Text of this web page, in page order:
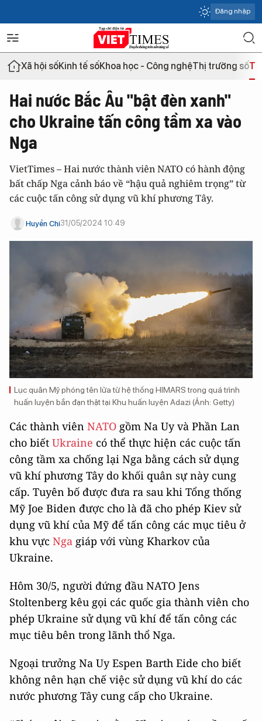
Đăng nhập
Xã hội sốKinh tế sốKhoa học - Công nghệThị trường số
Hai nước Bắc Âu "bật đèn xanh"
cho Ukraine tấn công tầm xa vào
Nga
VietTimes – Hai nước thành viên NATO có hành động
bất chấp Nga cảnh báo về “hậu quả nghiêm trọng” từ
các cuộc tấn công sử dụng vũ khí phương Tây.
Huyền Chi31/05/2024 10:49
Lục quân Mỹ phóng tên lửa từ hệ thống HIMARS trong quá trình
huấn luyện bắn đạn thật tại Khu huấn luyện Adazi (Ảnh: Getty)
Các thành viên NATO gồm Na Uy và Phần Lan
cho biết Ukraine có thể thực hiện các cuộc tấn
công tầm xa chống lại Nga bằng cách sử dụng
vũ khí phương Tây do khối quân sự này cung
cấp. Tuyên bố được đưa ra sau khi Tổng thống
Mỹ Joe Biden được cho là đã cho phép Kiev sử
dụng vũ khí của Mỹ để tấn công các mục tiêu ở
khu vực Nga giáp với vùng Kharkov của
Ukraine.
Hôm 30/5, người đứng đầu NATO Jens
Stoltenberg kêu gọi các quốc gia thành viên cho
phép Ukraine sử dụng vũ khí để tấn công các
mục tiêu bên trong lãnh thổ Nga.
Ngoại trưởng Na Uy Espen Barth Eide cho biết
không nên hạn chế việc sử dụng vũ khí do các
nước phương Tây cung cấp cho Ukraine.